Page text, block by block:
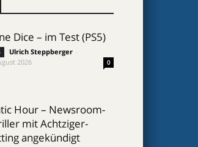
Dice – im Test (PS5)
Ulrich Steppberger
2026
0
Hour – Newsroom-
mit Achtziger-
angekündigt